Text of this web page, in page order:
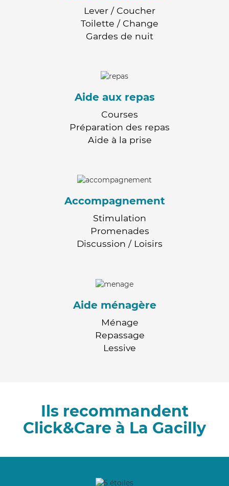
Lever / Coucher
Toilette / Change
Gardes de nuit
Aide aux repas
Courses
Préparation des repas
Aide à la prise
Accompagnement
Stimulation
Promenades
Discussion / Loisirs
Aide ménagère
Ménage
Repassage
Lessive
Ils recommandent
Click&Care à La Gacilly